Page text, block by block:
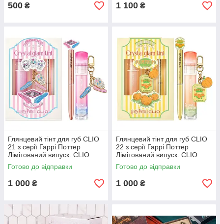
500 ₴ 1 100 ₴
Глянцевий тінт для губ CLIO
21 з серії Гаррі Поттер
Лімітований випуск. CLIO
Harry Potter Crystal Glam Tint
Limited Set
Готово до відправки
1 000 ₴
Глянцевий тінт для губ CLIO
22 з серії Гаррі Поттер
Лімітований випуск. CLIO
Harry Potter Crystal Glam Tint
Limited Set
Готово до відправки
1 000 ₴